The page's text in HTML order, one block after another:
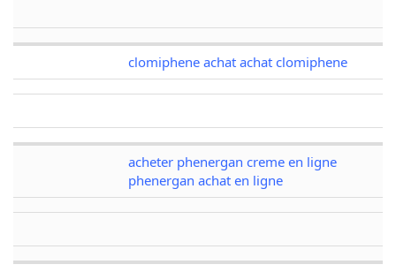
clomiphene achat achat clomiphene
acheter phenergan creme en ligne
phenergan achat en ligne